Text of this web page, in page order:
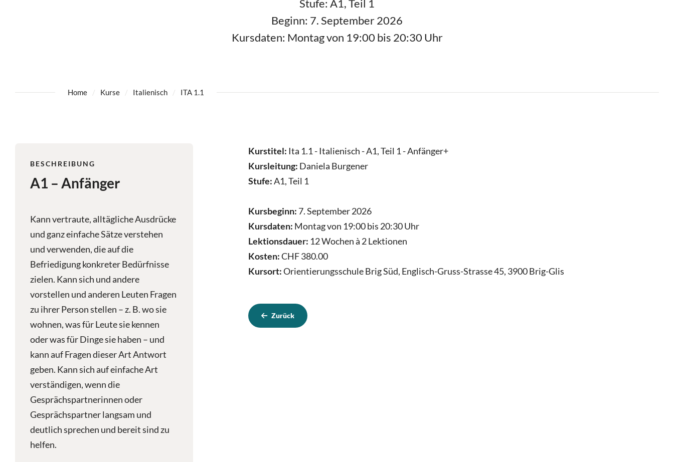
Home Kurse Italienisch ITA 1.1
Stufe: A1, Teil 1
Beginn: 7. September 2026
Kursdaten: Montag von 19:00 bis 20:30 Uhr
Kurstitel: Ita 1.1 - Italienisch - A1, Teil 1 - Anfänger+
Kursleitung: Daniela Burgener
Stufe:A1, Teil 1
Kursbeginn: 7. September 2026
Kursdaten: Montag von 19:00 bis 20:30 Uhr
Lektionsdauer: 12 Wochen à 2 Lektionen
Kosten:CHF 380.00
Kursort:Orientierungsschule Brig Süd, Englisch-Gruss-Strasse 45, 3900 Brig-Glis
Zurück
BESCHREIBUNG
A1 – Anfänger
Kann vertraute, alltägliche Ausdrücke
und ganz einfache Sätze verstehen
und verwenden, die auf die
Befriedigung konkreter Bedürfnisse
zielen. Kann sich und andere
vorstellen und anderen Leuten Fragen
zu ihrer Person stellen – z. B. wo sie
wohnen, was für Leute sie kennen
oder was für Dinge sie haben – und
kann auf Fragen dieser Art Antwort
geben. Kann sich auf einfache Art
verständigen, wenn die
Gesprächspartnerinnen oder
Gesprächspartner langsam und
deutlich sprechen und bereit sind zu
helfen.